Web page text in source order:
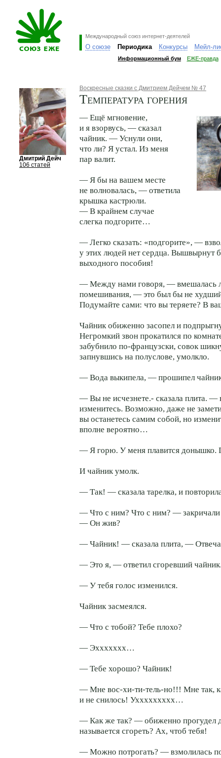
Международный союз интернет-деятелей
О союзе Периодика Конкурсы Мейл-
Информационный бум ЕЖЕ-правда
Дмитрий Дейч
106 статей
Воскресные сказки с Дмитрием Дейчем № 47
Температура горения
— Ещё мгновение,
и я взорвусь, — сказал
чайник. — Уснули они,
что ли? Я устал. Из меня
пар валит.
— Я бы на вашем месте
не волновалась, — ответила
крышка кастрюли.
— В крайнем случае
слегка подгорите…
— Легко сказать: «подгорите», —
у этих людей нет сердца. Вышвырнут
выходного пособия!
— Между нами говоря, — вмешалась
помешивания, — это был бы не
Подумайте сами: что вы теряете? В
Чайник обиженно засопел и
Негромкий звон прокатился по
забубнило по-французски, совок
запнувшись на полуслове, умолкло.
— Вода выкипела, — прошипел
— Вы не исчезнете.- сказала плита. —
изменитесь. Возможно, даже не
вы останетесь самим собой, но
вполне вероятно…
— Я горю. У меня плавится донышко.
И чайник умолк.
— Так! — сказала тарелка, и
— Что с ним? Что с ним? —
— Он жив?
— Чайник! — сказала плита, —
— Это я, — ответил сгоревший
— У тебя голос изменился.
Чайник засмеялся.
— Что с тобой? Тебе плохо?
— Эххххххх…
— Тебе хорошо? Чайник!
— Мне вос-хи-ти-тель-но!!! Мне так,
и не снилось! Уххххххххх…
— Как же так? — обиженно
называется сгореть? Ах, чтоб тебя!
— Можно потрогать? — взмолилась